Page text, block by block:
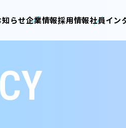
知らせ企業情報採用情報社員イン